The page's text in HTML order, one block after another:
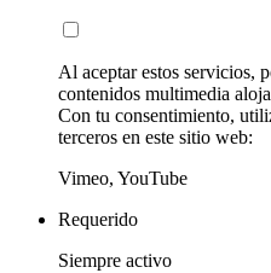
Al aceptar estos servicios,
contenidos multimedia
Con tu consentimiento,
terceros en este sitio web:
Vimeo, YouTube
Requerido
Siempre activo